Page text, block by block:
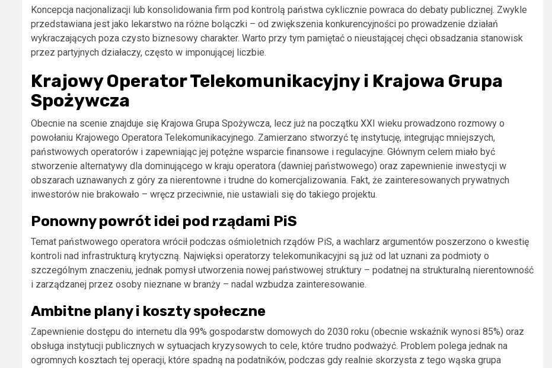
Koncepcja nacjonalizacji lub konsolidowania firm pod kontrolą państwa cyklicznie powraca do debaty publicznej. Zwykle
przedstawiana jest jako lekarstwo na różne bolączki – od zwiększenia konkurencyjności po prowadzenie działań
wykraczających poza czysto biznesowy charakter. Warto przy tym pamiętać o nieustającej chęci obsadzania stanowisk
przez partyjnych działaczy, często w imponującej liczbie.
Krajowy Operator Telekomunikacyjny i Krajowa Grupa
Spożywcza
Obecnie na scenie znajduje się Krajowa Grupa Spożywcza, lecz już na początku XXI wieku prowadzono rozmowy o
powołaniu Krajowego Operatora Telekomunikacyjnego. Zamierzano stworzyć tę instytucję, integrując mniejszych,
państwowych operatorów i zapewniając jej potężne wsparcie finansowe i regulacyjne. Głównym celem miało być
stworzenie alternatywy dla dominującego w kraju operatora (dawniej państwowego) oraz zapewnienie inwestycji w
obszarach uznawanych z góry za nierentowne i trudne do komercjalizowania. Fakt, że zainteresowanych prywatnych
inwestorów nie brakowało – wręcz przeciwnie, nie ustawiali się do takiego projektu.
Ponowny powrót idei pod rządami PiS
Temat państwowego operatora wrócił podczas ośmioletnich rządów PiS, a wachlarz argumentów poszerzono o kwestię
kontroli nad infrastrukturą krytyczną. Najwięksi operatorzy telekomunikacyjni są już od lat uznani za podmioty o
szczególnym znaczeniu, jednak pomysł utworzenia nowej państwowej struktury – podatnej na strukturalną nierentowność
i zarządzanej przez osoby nieznane w branży – nadal wzbudza zainteresowanie.
Ambitne plany i koszty społeczne
Zapewnienie dostępu do internetu dla 99% gospodarstw domowych do 2030 roku (obecnie wskaźnik wynosi 85%) oraz
obsługa instytucji publicznych w sytuacjach kryzysowych to cele, które trudno podważyć. Problem polega jednak na
ogromnych kosztach tej operacji, które spadną na podatników, podczas gdy realnie skorzysta z tego wąska grupa